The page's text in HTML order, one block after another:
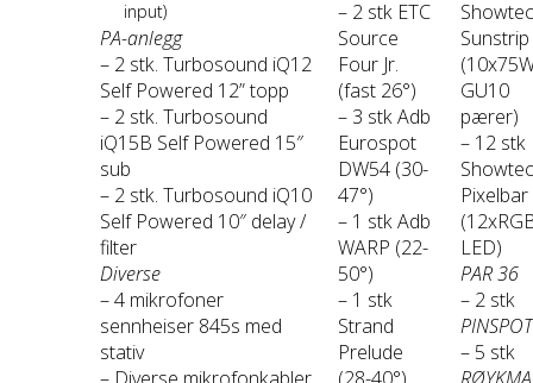
input)
PA-anlegg
– 2 stk. Turbosound iQ12
Self Powered 12” topp
– 2 stk. Turbosound
iQ15B Self Powered 15″
sub
– 2 stk. Turbosound iQ10
Self Powered 10″ delay /
filter
Diverse
– 4 mikrofoner
sennheiser 845s med
stativ
– Diverse mikrofonkabler
– 2 stk ETC
Source
Four Jr.
(fast 26°)
– 3 stk Adb
Eurospot
DW54 (30-
47°)
– 1 stk Adb
WARP (22-
50°)
– 1 stk
Strand
Prelude
(28-40°)
Showtec
Sunstrip
GU10
pærer)
– 12 stk
Showtec
LED)
PAR 36
– 2 stk
PINSPOT
– 5 stk